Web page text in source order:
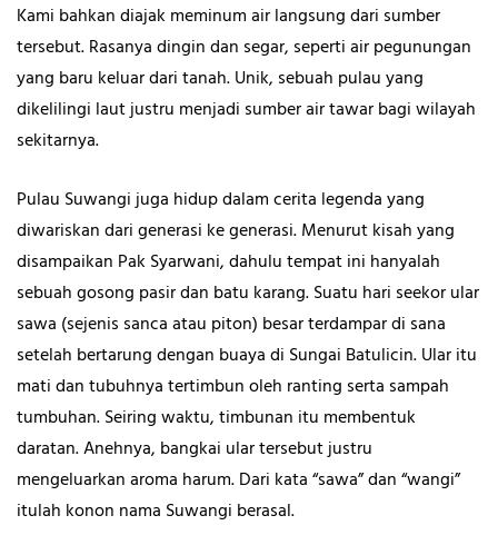
Kami bahkan diajak meminum air langsung dari sumber
tersebut. Rasanya dingin dan segar, seperti air pegunungan
yang baru keluar dari tanah. Unik, sebuah pulau yang
dikelilingi laut justru menjadi sumber air tawar bagi wilayah
sekitarnya.
Pulau Suwangi juga hidup dalam cerita legenda yang
diwariskan dari generasi ke generasi. Menurut kisah yang
disampaikan Pak Syarwani, dahulu tempat ini hanyalah
sebuah gosong pasir dan batu karang. Suatu hari seekor ular
sawa (sejenis sanca atau piton) besar terdampar di sana
setelah bertarung dengan buaya di Sungai Batulicin. Ular itu
mati dan tubuhnya tertimbun oleh ranting serta sampah
tumbuhan. Seiring waktu, timbunan itu membentuk
daratan. Anehnya, bangkai ular tersebut justru
mengeluarkan aroma harum. Dari kata “sawa” dan “wangi”
itulah konon nama Suwangi berasal.